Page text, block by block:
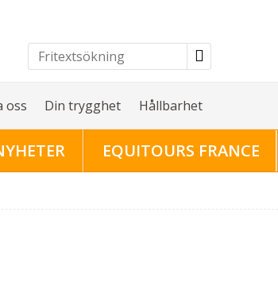
oss Din trygghet Hållbarhet
EQUITOURS FRANCE